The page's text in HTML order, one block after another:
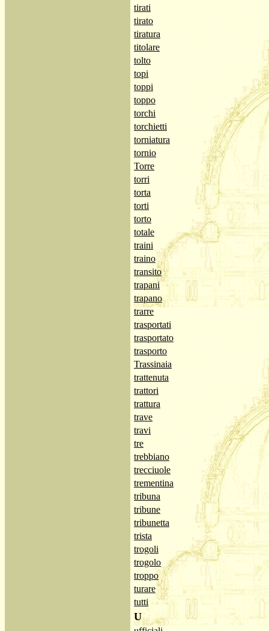
tirati
tirato
tiratura
titolare
tolto
topi
toppi
toppo
torchi
torchietti
torniatura
tornio
Torre
torri
torta
torti
torto
totale
traini
traino
transito
trapani
trapano
trarre
trasportati
trasportato
trasporto
Trassinaia
trattenuta
trattori
trattura
trave
travi
tre
trebbiano
trecciuole
trementina
tribuna
tribune
tribunetta
trista
trogoli
trogolo
troppo
turare
tutti
U